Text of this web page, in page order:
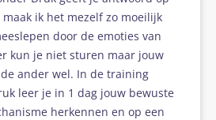
maak ik het mezelf zo moeilijk
door de emoties van
kun je niet sturen maar jouw
ander wel. In de training
leer je in 1 dag jouw bewuste
herkennen en op een